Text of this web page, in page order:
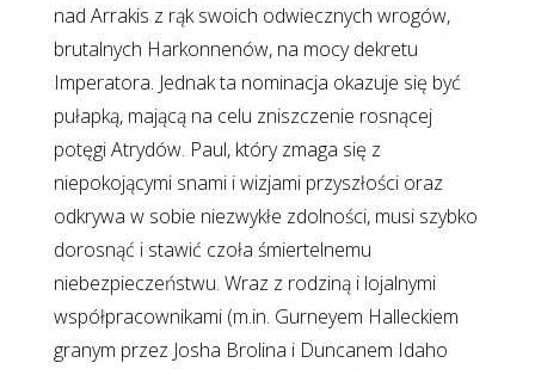
nad Arrakis z rąk swoich odwiecznych wrogów,
brutalnych Harkonnenów, na mocy dekretu
Imperatora. Jednak ta nominacja okazuje się być
pułapką, mającą na celu zniszczenie rosnącej
potęgi Atrydów. Paul, który zmaga się z
niepokojącymi snami i wizjami przyszłości oraz
odkrywa w sobie niezwykłe zdolności, musi szybko
dorosnąć i stawić czoła śmiertelnemu
niebezpieczeństwu. Wraz z rodziną i lojalnymi
współpracownikami (m.in. Gurneyem Halleckiem
granym przez Josha Brolina i Duncanem Idaho